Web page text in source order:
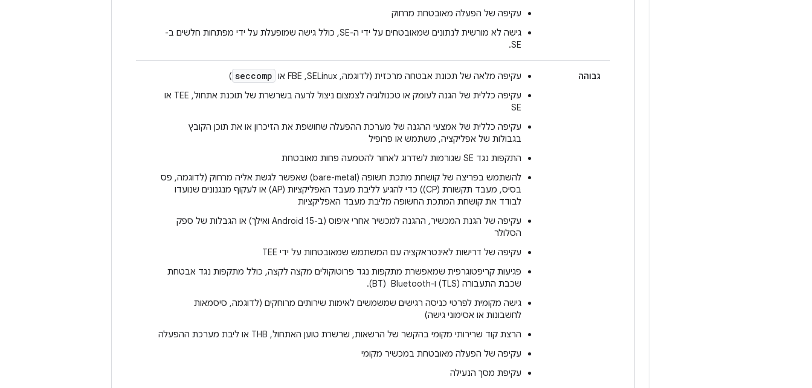
עקיפה של הפעלה מאובטחת מרחוק
גישה לא מורשית לנתונים שמאובטחים על ידי ה-SE, כולל גישה שמופעלת על ידי מפתחות חלשים ב-
SE.
גבוהה עקיפה מלאה של תכונת אבטחה מרכזית (לדוגמה, SELinux,‏ FBE או seccomp
)
עקיפה כללית של הגנה לעומק או טכנולוגיה לצמצום ניצול לרעה בשרשרת של תוכנת אתחול, TEE או
SE
עקיפה כללית של אמצעי ההגנה של מערכת ההפעלה שחושפת את הזיכרון או את תוכן הקובץ
בגבולות של אפליקציה, משתמש או פרופיל
התקפות נגד SE שגורמות לשדרוג לאחור להטמעה פחות מאובטחת
להשתמש בפריצה של קושחת מתכת חשופה (bare-metal) שאפשר לגשת אליה מרחוק (לדוגמה, פס
בסיס, מעבד תקשורת (CP)) כדי להגיע לליבת מעבד האפליקציות (AP) או לעקוף מנגנונים שנועדו
לבודד את קושחת המתכת החשופה מליבת מעבד האפליקציות
עקיפה של הגנת המכשיר, ההגנה למכשיר אחרי איפוס (ב-Android 15 ואילך) או הגבלות של ספק
הסלולר
עקיפה של דרישות לאינטראקציה עם המשתמש שמאובטחות על ידי TEE
פגיעות קריפטוגרפית שמאפשרת מתקפות נגד פרוטוקולים מקצה לקצה, כולל מתקפות נגד אבטחת
שכבת התעבורה (TLS) ו-Bluetooth ‏ (BT).
גישה מקומית לפרטי כניסה רגישים שמשמשים לאימות שירותים מרוחקים (לדוגמה, סיסמאות
לחשבונות או אסימוני גישה)
הרצת קוד שרירותי מקומי בהקשר של הרשאות, שרשרת טוען האתחול, THB או ליבת מערכת ההפעלה
עקיפה של הפעלה מאובטחת במכשיר מקומי
עקיפת מסך הנעילה